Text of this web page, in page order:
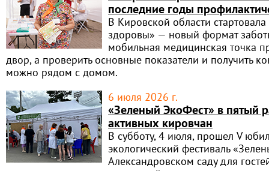
последние годы
В Кировской области
здоровы» — новый формат
мобильная медицинская точка
двор, а проверить основные показатели и получить
можно рядом с домом.
6 июля 2026 г.
«Зеленый ЭкоФест» в пятый
активных кировчан
В субботу, 4 июля, прошел V
экологический фестиваль
Александровском саду для